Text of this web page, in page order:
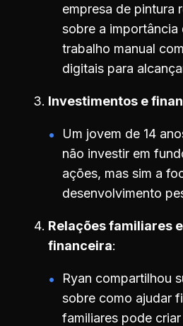
empresa de pintura
sobre a importância
trabalho manual
digitais para
Investimentos e
Um jovem de 14
não investir em
ações, mas sim a
desenvolvimento
Relações familiares
financeira
Ryan compartilhou
sobre como ajudar
familiares pode